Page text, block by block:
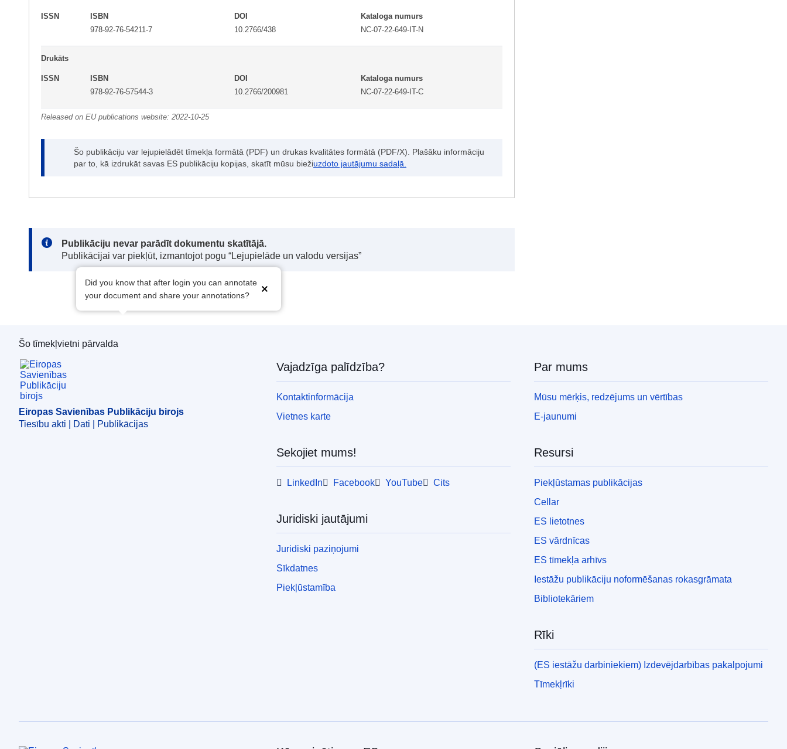
ISSN
ISBN
978-92-76-54211-7
DOI
10.2766/438
Kataloga numurs
NC-07-22-649-IT-N
Drukāts
ISSN
ISBN
978-92-76-57544-3
DOI
10.2766/200981
Kataloga numurs
NC-07-22-649-IT-C
Released on EU publications website: 2022-10-25
Šo publikāciju var lejupielādēt tīmekļa formātā (PDF) un drukas kvalitātes formātā (PDF/X). Plašāku informāciju
par to, kā izdrukāt savas ES publikāciju kopijas, skatīt mūsu biežiuzdoto jautājumu sadaļā.
Note:
Publikāciju nevar parādīt dokumentu skatītājā.
Publikācijai var piekļūt, izmantojot pogu “Lejupielāde un valodu versijas”
Did you know that after login you can annotate
your document and share your annotations?
Eiropas Savienības Publikāciju birojs
Šo tīmekļvietni pārvalda
Eiropas Savienības Publikāciju birojs
Tiesību akti | Dati | Publikācijas
Vajadzīga palīdzība?
Kontaktinformācija
Vietnes karte
Sekojiet mums!
LinkedIn Facebook YouTube Cits
Juridiski jautājumi
Juridiski paziņojumi
Sīkdatnes
Piekļūstamība
Par mums
Mūsu mērķis, redzējums un vērtības
E-jaunumi
Resursi
Piekļūstamas publikācijas
Cellar
ES lietotnes
ES vārdnīcas
ES tīmekļa arhīvs
Iestāžu publikāciju noformēšanas rokasgrāmata
Bibliotekāriem
Rīki
(ES iestāžu darbiniekiem) Izdevējdarbības pakalpojumi
Tīmekļrīki